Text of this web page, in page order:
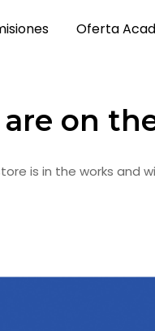
Oferta
on
is in the works and